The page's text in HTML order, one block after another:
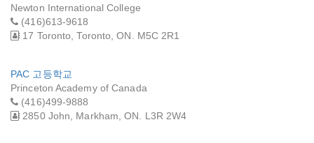
Newton International College
(416)613-9618
17 Toronto, Toronto, ON. M5C 2R1
PAC 고등학교
Princeton Academy of Canada
(416)499-9888
2850 John, Markham, ON. L3R 2W4